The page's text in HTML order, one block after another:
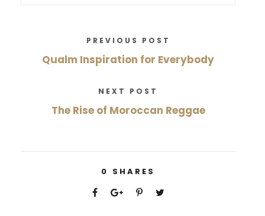
PREVIOUS POST
Qualm Inspiration for Everybody
NEXT POST
The Rise of Moroccan Reggae
0 SHARES